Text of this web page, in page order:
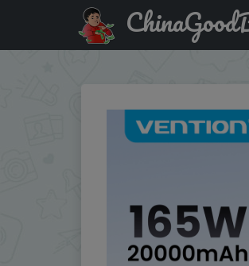
Купить по скидке :FKF618UA Vention